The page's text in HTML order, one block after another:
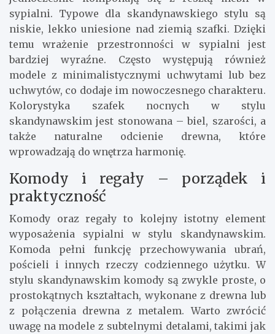
sypialni. Typowe dla skandynawskiego stylu są
niskie, lekko uniesione nad ziemią szafki. Dzięki
temu wrażenie przestronności w sypialni jest
bardziej wyraźne. Często występują również
modele z minimalistycznymi uchwytami lub bez
uchwytów, co dodaje im nowoczesnego charakteru.
Kolorystyka szafek nocnych w stylu
skandynawskim jest stonowana – biel, szarości, a
także naturalne odcienie drewna, które
wprowadzają do wnętrza harmonię.
Komody i regały – porządek i
praktyczność
Komody oraz regały to kolejny istotny element
wyposażenia sypialni w stylu skandynawskim.
Komoda pełni funkcję przechowywania ubrań,
pościeli i innych rzeczy codziennego użytku. W
stylu skandynawskim komody są zwykle proste, o
prostokątnych kształtach, wykonane z drewna lub
z połączenia drewna z metalem. Warto zwrócić
uwagę na modele z subtelnymi detalami, takimi jak